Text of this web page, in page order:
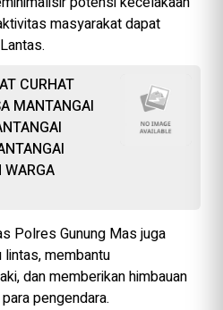
masyarakat dapat
CURHAT
MANTANGAI
WARGA
Polres Gunung Mas juga
membantu
dan memberikan himbauan
pengendara.